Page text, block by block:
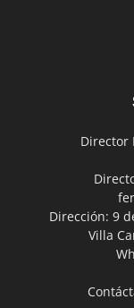
Director
Dirección: 9
Villa